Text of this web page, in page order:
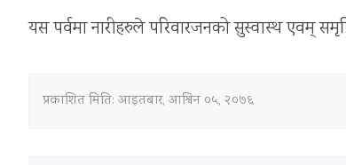
यस पर्वमा नारीहरुले परिवारजनको सुस्वास्थ एवम्
प्रकाशित मिति: आइतबार, आश्विन ०५, २०७६